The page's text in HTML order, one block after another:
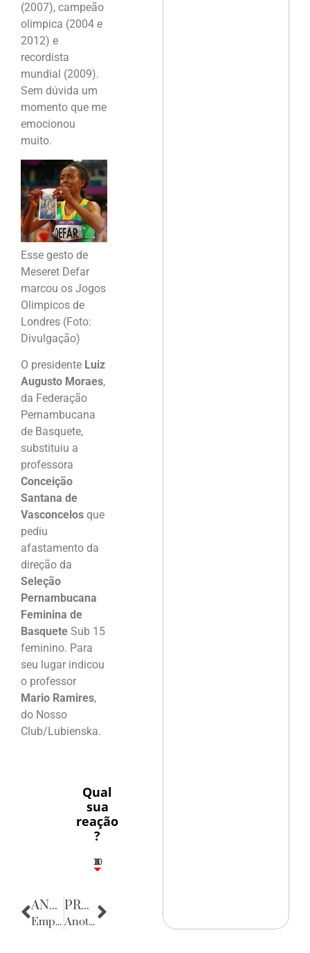
(2007), campeão
olimpica (2004 e
2012) e
recordista
mundial (2009).
Sem dúvida um
momento que me
emocionou
muito.
Esse gesto de
Meseret Defar
marcou os Jogos
Olimpicos de
Londres (Foto:
Divulgação)
O presidente Luiz
Augusto Moraes,
da Federação
Pernambucana
de Basquete,
substituiu a
professora
Conceição
Santana de
Vasconcelos que
pediu
afastamento da
direção da
Seleção
Pernambucana
Feminina de
Basquete Sub 15
feminino. Para
seu lugar indicou
o professor
Mario Ramires,
do Nosso
Club/Lubienska.
Qual
sua
reação
?
5
2
4
3
10
ANTERIOR
Empresas & Negócios
PRÓXIMA
Anotações do Cotidiano